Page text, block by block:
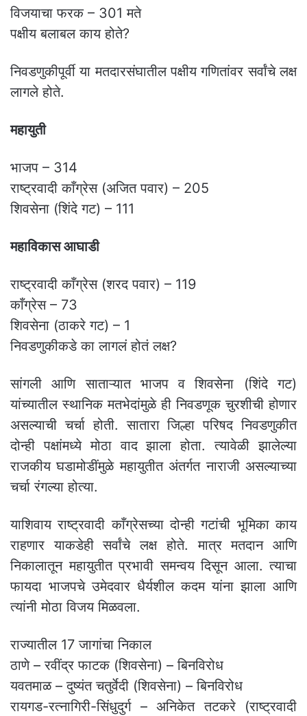
विजयाचा फरक – 301 मते
पक्षीय बलाबल काय होते?
निवडणुकीपूर्वी या मतदारसंघातील पक्षीय गणितांवर सर्वांचे लक्ष
लागले होते.
महायुती
भाजप – 314
राष्ट्रवादी काँग्रेस (अजित पवार) – 205
शिवसेना (शिंदे गट) – 111
महाविकास आघाडी
राष्ट्रवादी काँग्रेस (शरद पवार) – 119
काँग्रेस – 73
शिवसेना (ठाकरे गट) – 1
निवडणुकीकडे का लागलं होतं लक्ष?
सांगली आणि साताऱ्यात भाजप व शिवसेना (शिंदे गट)
यांच्यातील स्थानिक मतभेदांमुळे ही निवडणूक चुरशीची होणार
असल्याची चर्चा होती. सातारा जिल्हा परिषद निवडणुकीत
दोन्ही पक्षांमध्ये मोठा वाद झाला होता. त्यावेळी झालेल्या
राजकीय घडामोडींमुळे महायुतीत अंतर्गत नाराजी असल्याच्या
चर्चा रंगल्या होत्या.
याशिवाय राष्ट्रवादी काँग्रेसच्या दोन्ही गटांची भूमिका काय
राहणार याकडेही सर्वांचे लक्ष होते. मात्र मतदान आणि
निकालातून महायुतीत प्रभावी समन्वय दिसून आला. त्याचा
फायदा भाजपचे उमेदवार धैर्यशील कदम यांना झाला आणि
त्यांनी मोठा विजय मिळवला.
राज्यातील 17 जागांचा निकाल
ठाणे – रवींद्र फाटक (शिवसेना) – बिनविरोध
यवतमाळ – दुष्यंत चतुर्वेदी (शिवसेना) – बिनविरोध
रायगड-रत्नागिरी-सिंधुदुर्ग – अनिकेत तटकरे (राष्ट्रवादी